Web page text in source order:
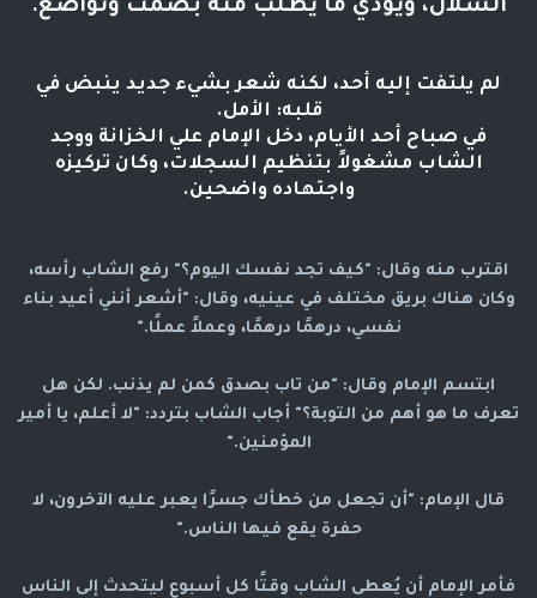
السلال، ويؤدي ما يُطلب منه بصمت وتواضع.
لم يلتفت إليه أحد، لكنه شعر بشيء جديد ينبض في
قلبه: الأمل.
في صباح أحد الأيام، دخل الإمام علي الخزانة ووجد
الشاب مشغولاً بتنظيم السجلات، وكان تركيزه
واجتهاده واضحين.
اقترب منه وقال: "كيف تجد نفسك اليوم؟" رفع الشاب رأسه،
وكان هناك بريق مختلف في عينيه، وقال: "أشعر أنني أعيد بناء
نفسي، درهمًا درهمًا، وعملاً عملًا."
ابتسم الإمام وقال: "من تاب بصدق كمن لم يذنب. لكن هل
تعرف ما هو أهم من التوبة؟" أجاب الشاب بتردد: "لا أعلم، يا أمير
المؤمنين."
قال الإمام: "أن تجعل من خطأك جسرًا يعبر عليه الآخرون، لا
حفرة يقع فيها الناس."
فأمر الإمام أن يُعطى الشاب وقتًا كل أسبوع ليتحدث إلى الناس